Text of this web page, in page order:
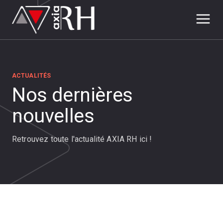
ACTUALITÉS
Nos dernières
nouvelles
Retrouvez toute l'actualité AXIA RH ici !